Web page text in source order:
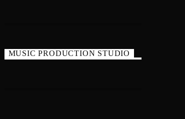
MUSIC PRODUCTION STUDIO